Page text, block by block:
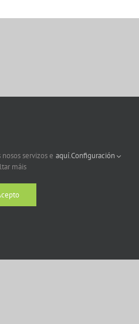
servizos e
máis
aquí.Configuración